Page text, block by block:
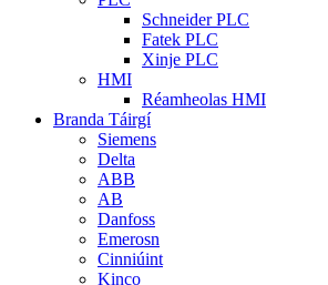
Schneider PLC
Fatek PLC
Xinje PLC
HMI
Réamheolas HMI
Branda Táirgí
Siemens
Delta
ABB
AB
Danfoss
Emerosn
Cinniúint
Kinco